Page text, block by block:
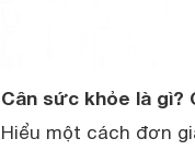
Cân sức khỏe là gì?
Hiểu một cách đơn